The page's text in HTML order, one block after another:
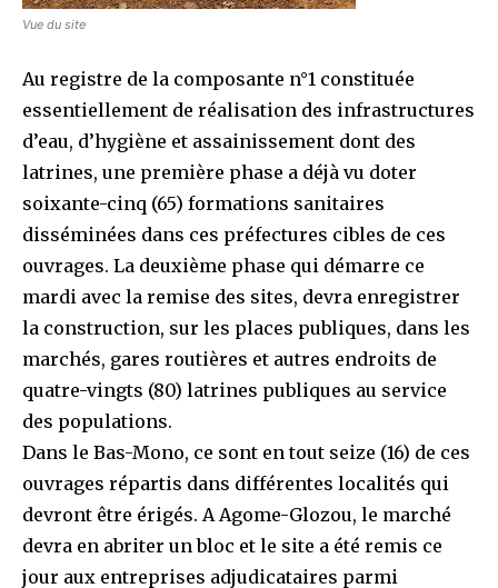
Vue du site
Au registre de la composante n°1 constituée
essentiellement de réalisation des infrastructures
d’eau, d’hygiène et assainissement dont des
latrines, une première phase a déjà vu doter
soixante-cinq (65) formations sanitaires
disséminées dans ces préfectures cibles de ces
ouvrages. La deuxième phase qui démarre ce
mardi avec la remise des sites, devra enregistrer
la construction, sur les places publiques, dans les
marchés, gares routières et autres endroits de
quatre-vingts (80) latrines publiques au service
des populations.
Dans le Bas-Mono, ce sont en tout seize (16) de ces
ouvrages répartis dans différentes localités qui
devront être érigés. A Agome-Glozou, le marché
devra en abriter un bloc et le site a été remis ce
jour aux entreprises adjudicataires parmi